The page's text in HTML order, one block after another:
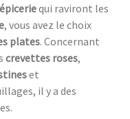
épiceriequi raviront les
, vous avez le choix
plates. Concernant
crevettes roses,
et
il y a des